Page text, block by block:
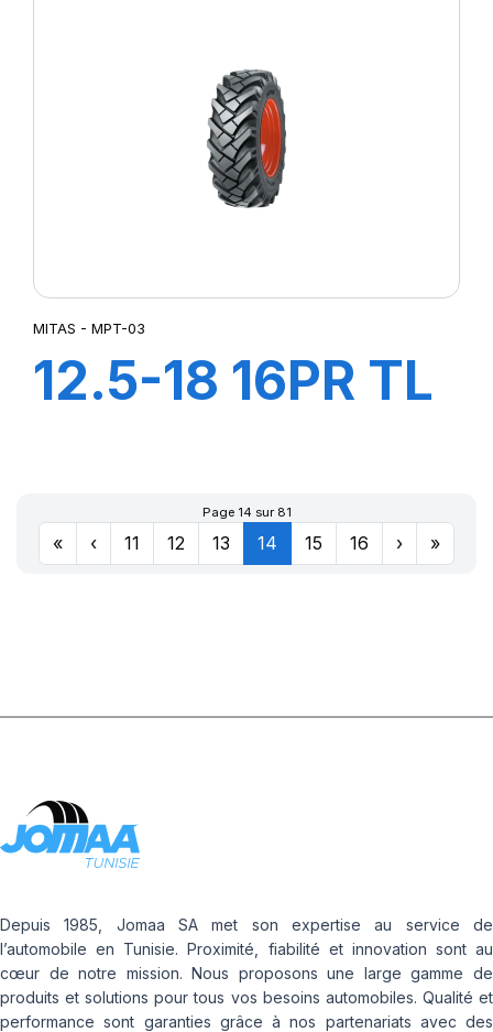
MITAS - MPT-03
12.5-18 16PR TL
Page 14 sur 81
« ‹ 11 12 13 14 15 16 › »
Depuis 1985, Jomaa SA met son expertise au service de
l’automobile en Tunisie. Proximité, fiabilité et innovation sont au
cœur de notre mission. Nous proposons une large gamme de
produits et solutions pour tous vos besoins automobiles. Qualité et
performance sont garanties grâce à nos partenariats avec des